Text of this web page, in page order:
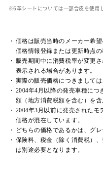
革シートについては一部合皮を使用
価格は販売当時のメーカー希
価格情報登録または更新時点の
販売期間中に消費税率が変更
表示される場合があります。
実際の販売価格につきまして
2004年4月以降の発売車種に
額（地方消費税額を含む）を
2004年3月以前に発売された
価格が混在しています。
どちらの価格であるかは、グ
保険料、税金（除く消費税）
は別途必要となります。